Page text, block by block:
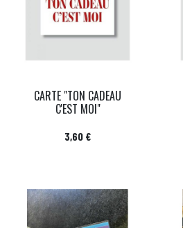
CARTE "TON CADEAU
C'EST MOI"
Prix
3,60 €